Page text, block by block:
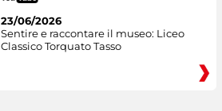
23/06/2026
Sentire e raccontare il museo: Liceo
Classico Torquato Tasso